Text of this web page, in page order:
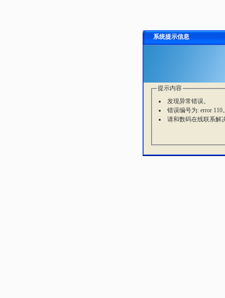
系统提示信息
提示内容
发现异常错误。
错误编号为: error 110
请和数码在线联系解